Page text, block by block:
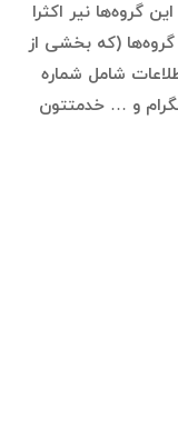
گروه‌ها نیر اکثرا
(که بخشی از
شامل شماره
و … خدمتتون